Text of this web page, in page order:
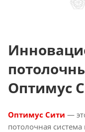
Оптимус
Оптимус Сити —
потолочная